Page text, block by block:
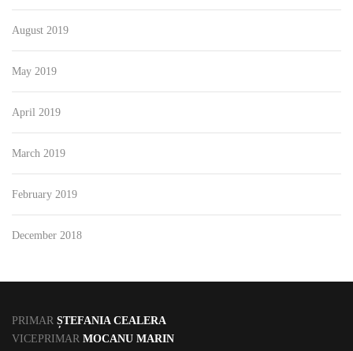
August 2019
May 2019
April 2019
March 2019
February 2019
December 2018
PRIMAR ȘTEFANIA CEALERA
VICEPRIMAR MOCANU MARIN